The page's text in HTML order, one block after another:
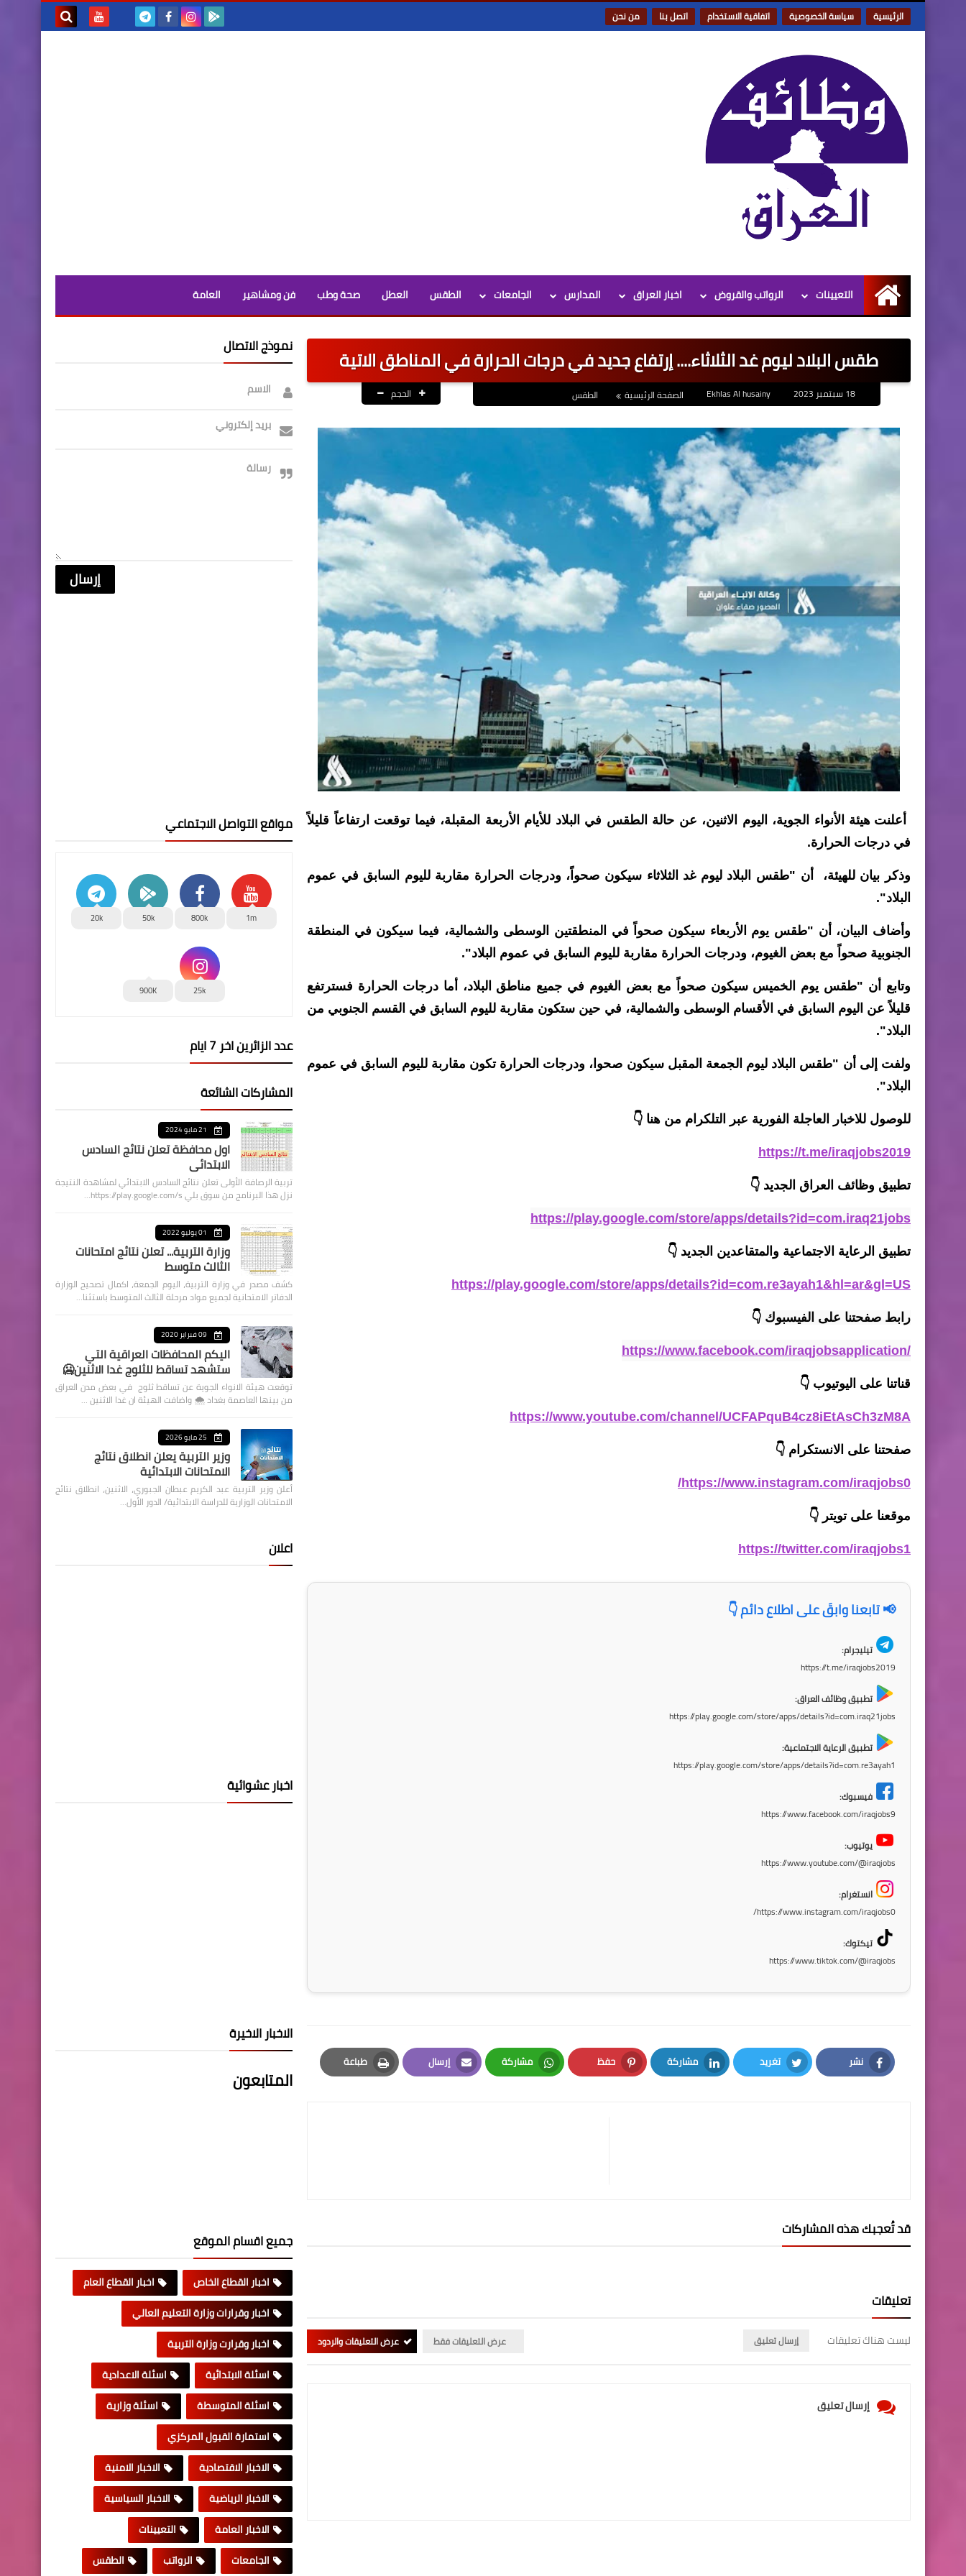
الرئيسية سياسة الخصوصية اتفاقية الاستخدام اتصل بنا من نحن
الرئيسية
التعيينات الرواتب والقروض اخبار العراق المدارس الجامعات الطقس العطل صحة وطب فن ومشاهير العامة
طقس البلاد ليوم غد الثلاثاء.... إرتفاع جديد في درجات الحرارة في المناطق الاتية
Ekhlas Al husainy الصفحة الرئيسية الطقس الحجم
أعلنت هيئة الأنواء الجوية، اليوم الاثنين، عن حالة الطقس في البلاد للأيام الأربعة المقبلة، فيما توقعت ارتفاعاً قليلاً
في درجات الحرارة.
وذكر بيان للهيئة، أن "طقس البلاد ليوم غد الثلاثاء سيكون صحواً، ودرجات الحرارة مقاربة لليوم السابق في عموم
البلاد".
وأضاف البيان، أن "طقس يوم الأربعاء سيكون صحواً في المنطقتين الوسطى والشمالية، فيما سيكون في المنطقة
الجنوبية صحواً مع بعض الغيوم، ودرجات الحرارة مقاربة لليوم السابق في عموم البلاد".
وتابع أن "طقس يوم الخميس سيكون صحواً مع بعض الغيوم في جميع مناطق البلاد، أما درجات الحرارة فسترتفع
قليلاً عن اليوم السابق في الأقسام الوسطى والشمالية، في حين ستكون مقاربة لليوم السابق في القسم الجنوبي من
البلاد".
ولفت إلى أن "طقس البلاد ليوم الجمعة المقبل سيكون صحوا، ودرجات الحرارة تكون مقاربة لليوم السابق في عموم
البلاد".
للوصول للاخبار العاجلة الفورية عبر التلكرام من هنا 👇
https://t.me/iraqjobs2019
تطبيق وظائف العراق الجديد 👇
https://play.google.com/store/apps/details?id=com.iraq21jobs
تطبيق الرعاية الاجتماعية والمتقاعدين الجديد 👇
https://play.google.com/store/apps/details?id=com.re3ayah1&hl=ar&gl=US
رابط صفحتنا على الفيسبوك 👇
https://www.facebook.com/iraqjobsapplication/
قناتنا على اليوتيوب 👇
https://www.youtube.com/channel/UCFAPquB4cz8iEtAsCh3zM8A
صفحتنا على الانستكرام 👇
https://www.instagram.com/iraqjobs0/
موقعنا على تويتر 👇
https://twitter.com/iraqjobs1
📢 تابعنا وابقَ على اطلاع دائم 👇
تيليجرام:
https://t.me/iraqjobs2019
تطبيق وظائف العراق:
https://play.google.com/store/apps/details?id=com.iraq21jobs
تطبيق الرعاية الاجتماعية:
https://play.google.com/store/apps/details?id=com.re3ayah1
فيسبوك:
https://www.facebook.com/iraqjobs9
يوتيوب:
https://www.youtube.com/@iraqjobs
انستغرام:
https://www.instagram.com/iraqjobs0/
تيكتوك:
https://www.tiktok.com/@iraqjobs
نشر
Facebook
تغريد
Twitter
مشاركة
LinkedIn
حفظ
Pinterest
مشاركة
Whatsapp
إرسال
Email
طباعة
Print
قد تُعجبك هذه المشاركات
تعليقات
ليست هناك تعليقات إرسال تعليق عرض التعليقات فقط عرض التعليقات والردود
إرسال تعليق
نموذج الاتصال
الاسم
بريد إلكتروني
رسالة
مواقع التواصل الاجتماعي
1m
800k
50k
20k
25k
900K
عدد الزائرين اخر 7 ايام
المشاركات الشائعة
21 مايو 2024
اول محافظة تعلن نتائج السادس
الابتدائي
تربية الرصافة الأولى تعلن نتائج السادس الابتدائي لمشاهدة النتيجة
نزل هذا البرنامج من سوق بلي https://play.google.com/s…
01 يوليو 2022
وزارة التربية... تعلن نتائج امتحانات
الثالث متوسط
كشف مصدر في وزارة التربية، اليوم الجمعة، اكمال تصحيح الوزارة
الدفاتر الامتحانية لجميع مواد مرحلة الثالث المتوسط باستثنا…
09 فبراير 2020
اليكم المحافظات العراقية التي
ستشهد تساقط للثلوج غدا الاثنين🥶
توقعت هيئة الانواء الجوية عن تساقط ثلوج في بعض مدن العراق
من بينها العاصمة بغداد ⁦🌨️⁩ واضافت الهيئة ان غدا الاثنين …
25 مايو 2026
وزير التربية يعلن انطلاق نتائج
الامتحانات الابتدائية
أعلن وزير التربية عبد الكريم عبطان الجبوري، الاثنين، انطلاق نتائج
الامتحانات الوزارية للدراسة الابتدائية/ الدور الأول…
اعلان
اخبار عشوائية
الاخبار الاخيرة
المتابعون
جميع اقسام الموقع
اخبار القطاع الخاص
اخبار القطاع العام
اخبار وقرارات وزارة التعليم العالي
اخبار وقرارت وزارة التربية
اسئلة الابتدائية
اسئلة الاعدادية
اسئلة المتوسطة
اسئلة وزارية
استمارة القبول المركزي
الاخبار الاقتصادية
الاخبار الامنية
الاخبار الرياضية
الاخبار السياسية
الاخبار العامة
التعيينات
الجامعات
الرواتب الطقس